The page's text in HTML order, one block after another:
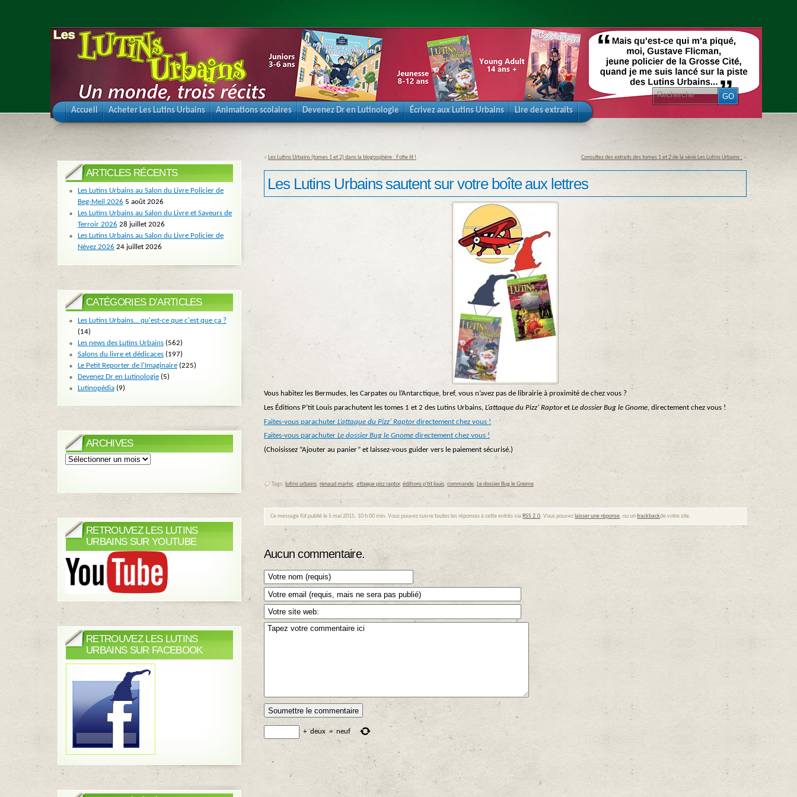
Accueil Acheter Les Lutins Urbains Animations scolaires Devenez Dr en Lutinologie Écrivez aux Lutins Urbains Lire des extraits
« Les Lutins Urbains (tomes 1 et 2) dans la blogosphère : Fofie lit ! Consultez des extraits des tomes 1 et 2 de la série Les Lutins Urbains : »
Les Lutins Urbains sautent sur votre boîte aux lettres
Vous habitez les Bermudes, les Carpates ou l’Antarctique, bref, vous n’avez pas de librairie à proximité de chez vous ?
Les Éditions P’tit Louis parachutent les tomes 1 et 2 des Lutins Urbains, L’attaque du Pizz’ Raptoret Le dossier Bug le Gnome, directement chez vous !
Faites-vous parachuter L’attaque du Pizz’ Raptordirectement chez vous !
Faites-vous parachuter Le dossier Bug le Gnome directement chez vous !
(Choisissez “Ajouter au panier” et laissez-vous guider vers le paiement sécurisé.)
Tags: lutins urbains, renaud marhic, attaque pizz raptor, éditions p'tit louis, commande, Le dossier Bug le Gnome
Ce message fût publié le 5 mai 2015, 10 h 00 min. Vous pouvez suivre toutes les réponses à cette entrés via RSS 2.0. Vous pouvez laisser une réponse, ou untrackbackde votre site.
Aucun commentaire.
+ deux = neuf
ARTICLES RÉCENTS
Les Lutins Urbains au Salon du Livre Policier de
Beg-Meil 2026 5 août 2026
Les Lutins Urbains au Salon du Livre et Saveurs de
Terroir 2026 28 juillet 2026
Les Lutins Urbains au Salon du Livre Policier de
Névez 2026 24 juillet 2026
CATÉGORIES D’ARTICLES
Les Lutins Urbains… qu'est-ce que c'est que ça ?
(14)
Les news des Lutins Urbains(562)
Salons du livre et dédicaces(197)
Le Petit Reporter de l'Imaginaire(225)
Devenez Dr en Lutinologie(5)
Lutinopédia(9)
ARCHIVES
Archives
RETROUVEZ LES LUTINS
URBAINS SUR YOUTUBE
RETROUVEZ LES LUTINS
URBAINS SUR FACEBOOK